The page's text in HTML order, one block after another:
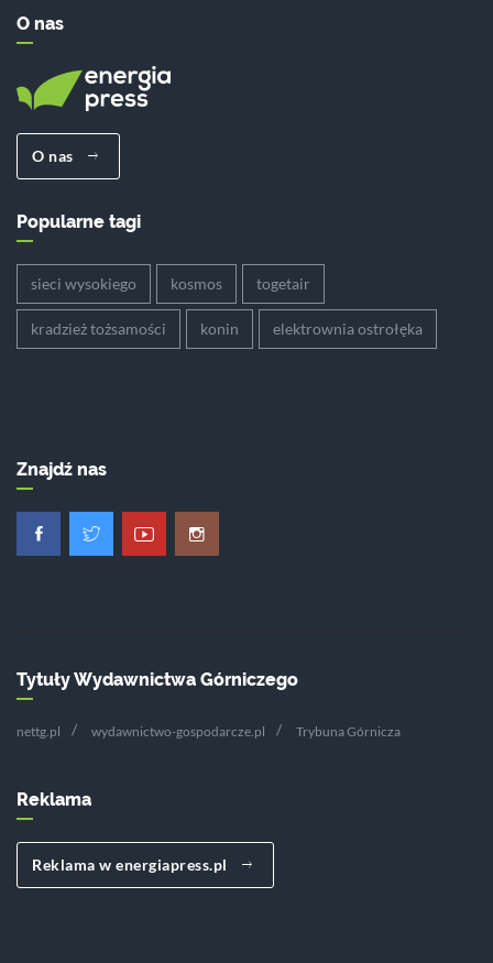
O nas
O nas
Popularne tagi
sieci wysokiego kosmos togetair
kradzież tożsamości konin elektrownia ostrołęka
Znajdź nas
Tytuły Wydawnictwa Górniczego
nettg.pl wydawnictwo-gospodarcze.pl Trybuna Górnicza
Reklama
Reklama w energiapress.pl